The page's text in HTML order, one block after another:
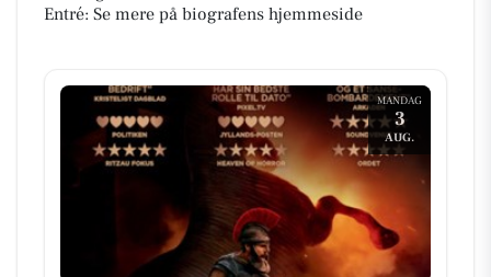
Entré: Se mere på biografens hjemmeside
MANDAG
3
AUG.